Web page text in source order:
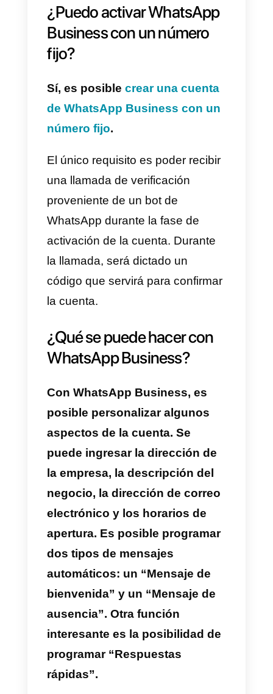
Directamente desde la Google
Play Store o la App Store.
Una vez
la aplicación de WhatsApp
el número de teléfono que
queramos utilizar para
comunicarnos con los clientes.
No es posible utilizar el mismo
número de teléfono que utilizas
para la aplicación de WhatsApp
utilizar un número de teléfono
distinto para la versión Business
o, como alternativa, transferir tu
número corriente, pero perdiendo
así las funciones de mensajería
de la versión tradicional.
¿Puedo activar WhatsApp
Business con un número
fijo?
Sí, es posible
crear una cuenta
de WhatsApp Business con un
número fijo.